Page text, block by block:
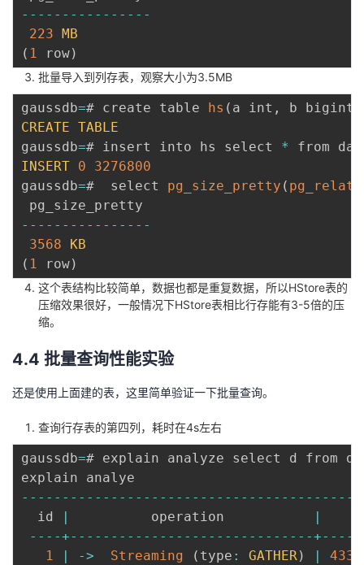
-- -- -- -- -- -- -- --
223
MB
( 1 row)
批量导入到列存表，观察大小为3.5MB
gaussdb=# create table hs ( a int , b bigint
CREATE TABLE
gaussdb=# insert into hs select *
from
INSERT 0
3276800
gaussdb=#  select pg_size_pretty (
-- -- -- -- -- -- -- --
3568
KB
( 1 row)
这个表结构比较简单，数据也都是重复数据，所以HStore表的
压缩效果很好，一般情况下HStore表相比行存能有3-5倍的压
缩。
4.4 批量查询性能实验
还是使用上面建的表，这里简单验证一下批量查询。
查询行存表的第四列，耗时在4s左右
gaussdb=# explain analyze select d from
explain
-- -- -- -- -- -- -- -- -- -- -- -- -- -- -- -- -- -- -- -- --
  id
          operation
-- --+-- -- -- -- -- -- -- -- -- -- -- -- -- -- --+-- --
1
-> Streaming ( type : GATHER)